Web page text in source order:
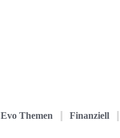
Evo Themen Finanziell